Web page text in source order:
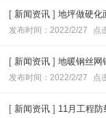
[ 新闻资讯 ] 地坪做硬化
发布时间：2022/2/27 点
[ 新闻资讯 ] 地暖钢丝网
发布时间：2022/2/27 点
[ 新闻资讯 ] 11月工程防